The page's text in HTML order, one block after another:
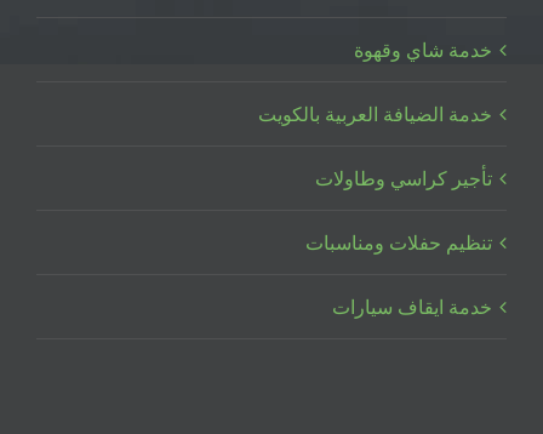
خدمة شاي وقهوة
خدمة الضيافة العربية بالكويت
تأجير كراسي وطاولات
تنظيم حفلات ومناسبات
خدمة ايقاف سيارات